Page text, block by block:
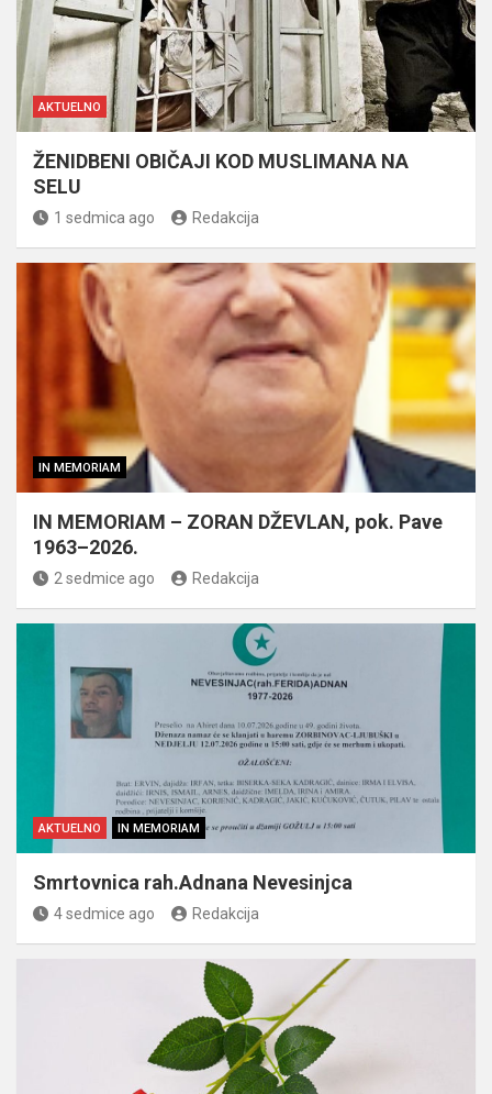
AKTUELNO
ŽENIDBENI OBIČAJI KOD MUSLIMANA NA
SELU
1 sedmica ago Redakcija
IN MEMORIAM
IN MEMORIAM – ZORAN DŽEVLAN, pok. Pave
1963–2026.
2 sedmice ago Redakcija
AKTUELNO IN MEMORIAM
Smrtovnica rah.Adnana Nevesinjca
4 sedmice ago Redakcija